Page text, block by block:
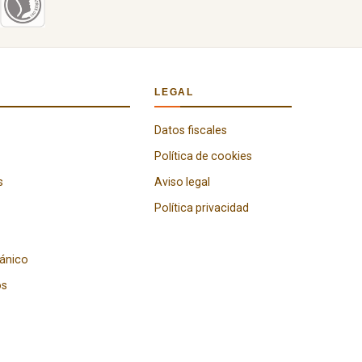
LEGAL
Datos fiscales
Política de cookies
Aviso legal
Política privacidad